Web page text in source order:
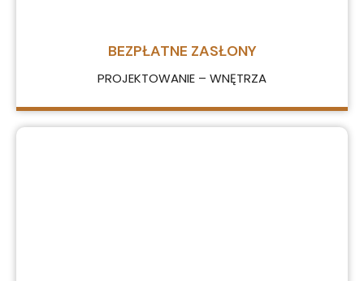
BEZPŁATNE ZASŁONY
PROJEKTOWANIE – WNĘTRZA